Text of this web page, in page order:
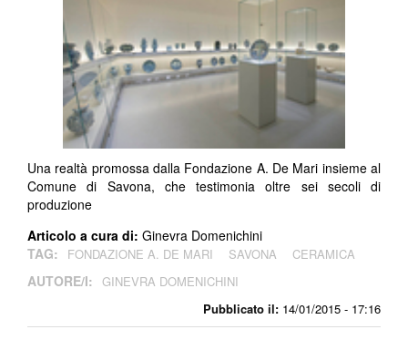
Pubblicato il: 14/01/2015 - 17:16
Una realtà promossa dalla Fondazione A. De Mari insieme al
Comune di Savona, che testimonia oltre sei secoli di
produzione
Articolo a cura di: Ginevra Domenichini
TAG:
FONDAZIONE A. DE MARI SAVONA CERAMICA
AUTORE/I: GINEVRA DOMENICHINI